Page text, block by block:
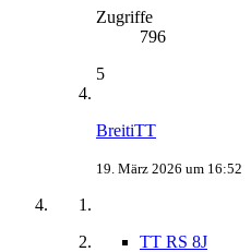
Zugriffe
796
5
BreitiTT
19. März 2026 um 16:52
TT RS 8J